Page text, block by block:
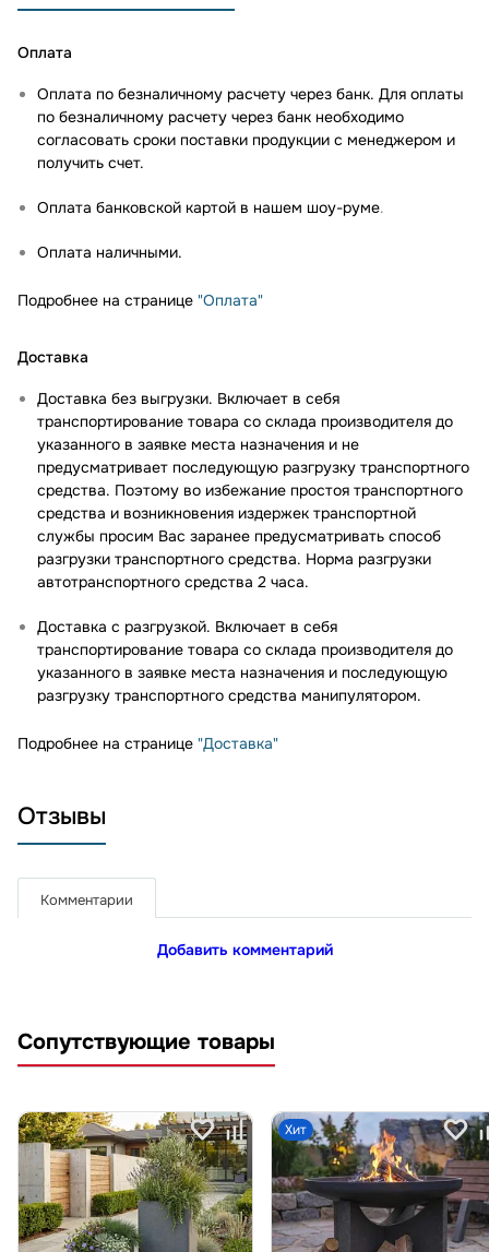
Оплата
Оплата по безналичному расчету через банк. Для оплаты
по безналичному расчету через банк необходимо
согласовать сроки поставки продукции с менеджером и
получить счет.
Оплата банковской картой в нашем шоу-руме.
Оплата наличными.
Подробнее на странице "Оплата"
Доставка
Доставка без выгрузки. Включает в себя
транспортирование товара со склада производителя до
указанного в заявке места назначения и не
предусматривает последующую разгрузку транспортного
средства. Поэтому во избежание простоя транспортного
средства и возникновения издержек транспортной
службы просим Вас заранее предусматривать способ
разгрузки транспортного средства. Норма разгрузки
автотранспортного средства 2 часа.
Доставка с разгрузкой. Включает в себя
транспортирование товара со склада производителя до
указанного в заявке места назначения и последующую
разгрузку транспортного средства манипулятором.
Подробнее на странице "Доставка"
Отзывы
Комментарии
Добавить комментарий
Сопутствующие товары
Хит